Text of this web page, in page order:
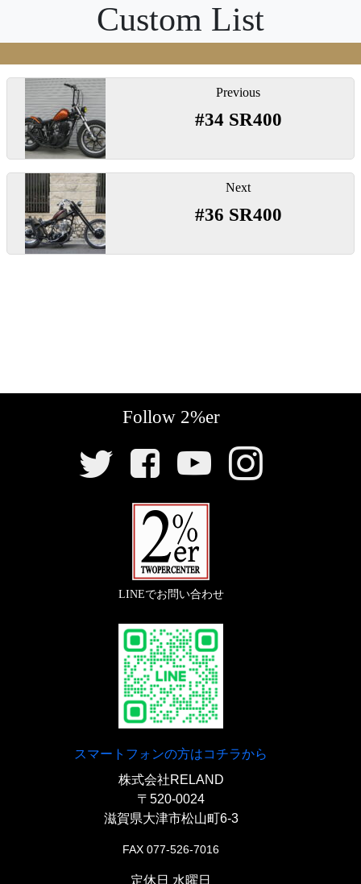
Custom List
投
ナ
ビ
ゲ
シ
ョ
ン
Previous
#34 SR400
Next
#36 SR400
Follow 2%er
LINEでお問い合わせ
スマートフォンの方はコチラから
株式会社RELAND
〒520-0024
滋賀県大津市松山町6-3
FAX 077-526-7016
定休日 水曜日